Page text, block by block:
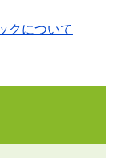
クについて